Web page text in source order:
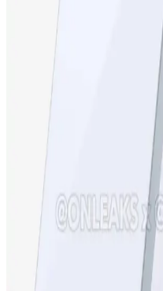
Samsung Galaxy S23 FE,
şık tasarımıyla uygun fiyatlı
kullanım ve profesyonel
iPhone 15 Pro ve Yeni
Performans ve Yenilikler
iPhone 15 Pro, gelişmiş
özellikleriyle öne çıkıyor.
standartlar belirleyen bu
Samsung Galaxy A36
Deneyimleri Analizi
Samsung Galaxy A36, güçlü
dikkat çeken uygun fiyatlı
kullanıcı deneyimleri